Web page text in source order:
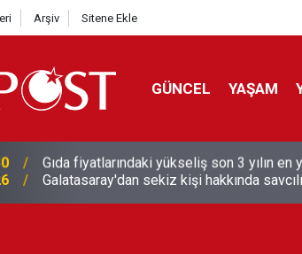
Arşiv Sitene Ekle
GÜNCEL YAŞAM
Galatasaray'dan sekiz kişi hakkında